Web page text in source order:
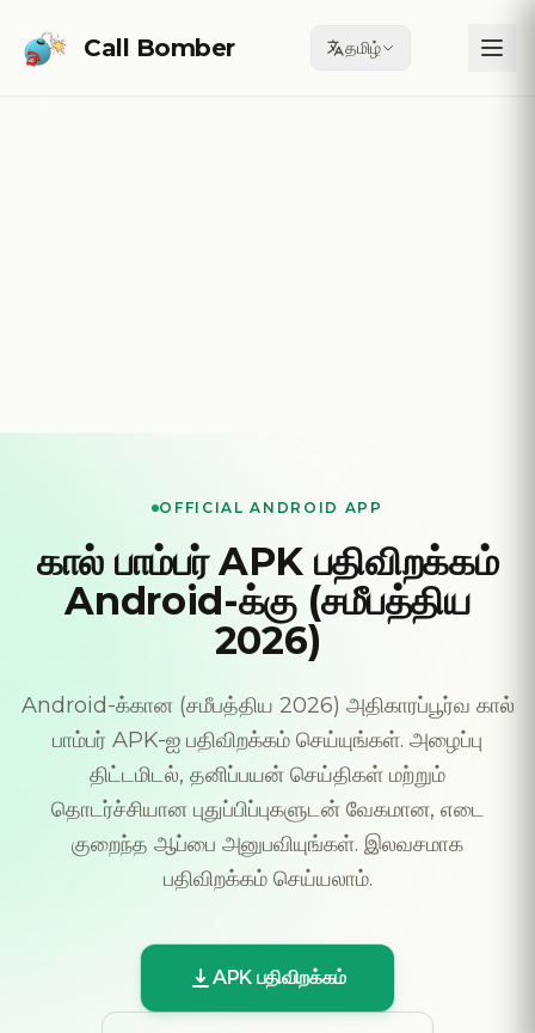
Call Bomber தமிழ்
OFFICIAL ANDROID APP
கால் பாம்பர் APK பதிவிறக்கம்
Android-க்கு (சமீபத்திய
2026)
Android-க்கான (சமீபத்திய 2026) அதிகாரப்பூர்வ கால்
பாம்பர் APK-ஐ பதிவிறக்கம் செய்யுங்கள். அழைப்பு
திட்டமிடல், தனிப்பயன் செய்திகள் மற்றும்
தொடர்ச்சியான புதுப்பிப்புகளுடன் வேகமான, எடை
குறைந்த ஆப்பை அனுபவியுங்கள். இலவசமாக
பதிவிறக்கம் செய்யலாம்.
APK பதிவிறக்கம்